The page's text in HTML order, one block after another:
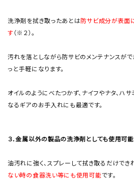
洗浄剤を拭き取ったあとは防サビ成分が表面
す（※２）。
汚れを落としながら防サビのメンテナンスが
っと手軽になります。
オイルのようにべたつかず、ナイフやナタ、ハ
なるギアのお手入れにも最適です。
３．金属以外の製品の洗浄剤としても使用可能
油汚れに強く、スプレーして拭き取るだけでき
ない時の食器洗い等にも使用可能です。